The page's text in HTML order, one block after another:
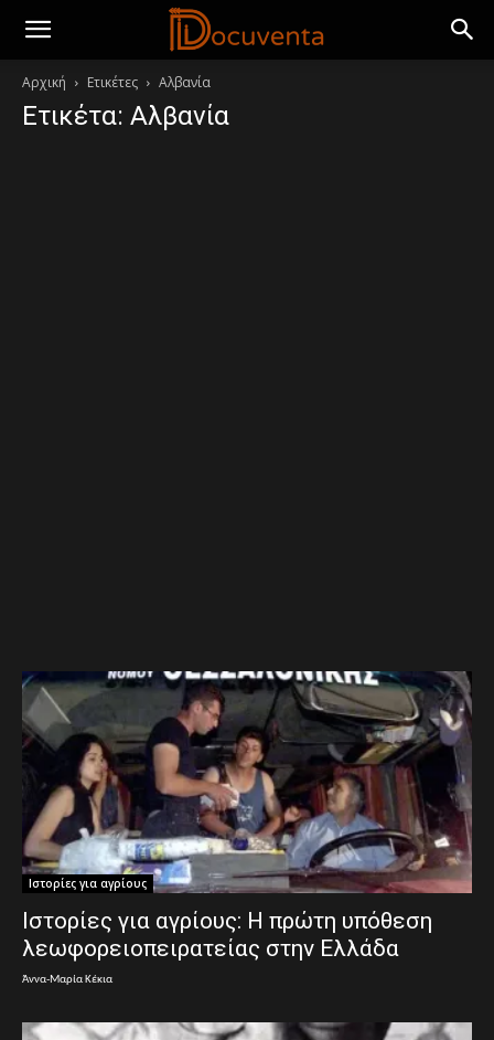
Αρχική Ετικέτες Αλβανία
Ετικέτα: Αλβανία
Ιστορίες για αγρίους
Ιστορίες για αγρίους: Η πρώτη υπόθεση
λεωφορειοπειρατείας στην Ελλάδα
Άννα-Μαρία Κέκια